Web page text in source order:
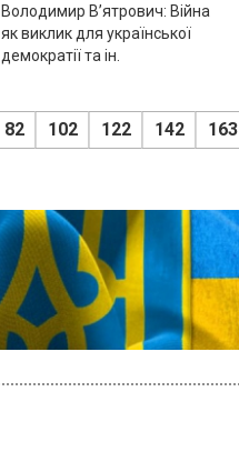
Володимир В’ятрович: Війна
як виклик для української
демократії та ін.
82 102 122 142 163